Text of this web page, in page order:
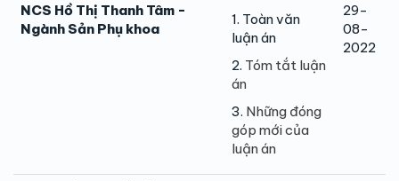
NCS Hồ Thị Thanh Tâm -
Ngành Sản Phụ khoa
1. Toàn văn
luận án
2. Tóm tắt luận
án
3. Những đóng
góp mới của
luận án
29-
08-
2022